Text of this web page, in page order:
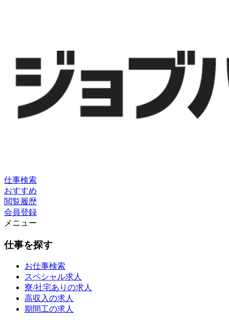
仕事検索
おすすめ
閲覧履歴
会員登録
メニュー
仕事を探す
お仕事検索
スペシャル求人
寮/社宅ありの求人
高収入の求人
期間工の求人